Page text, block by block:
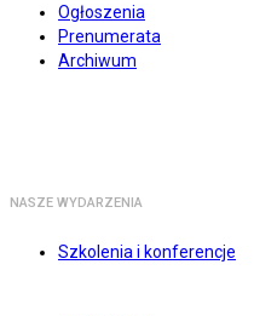
Ogłoszenia
Prenumerata
Archiwum
NASZE WYDARZENIA
Szkolenia i konferencje